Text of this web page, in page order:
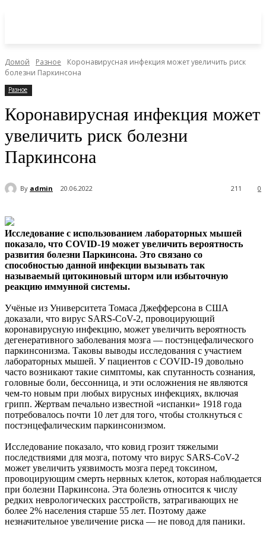
Домой Разное
Коронавирусная инфекция может увеличить риск
болезни Паркинсона
Разное
Коронавирусная инфекция может
увеличить риск болезни
Паркинсона
By admin 20.06.2022 0
211
Исследование с использованием лабораторных мышей
показало, что COVID-19 может увеличить вероятность
развития болезни Паркинсона. Это связано со
способностью данной инфекции вызывать так
называемый цитокиновый шторм или избыточную
реакцию иммунной системы.
Учёные из Университета Томаса Джефферсона в США
доказали, что вирус SARS-CoV-2, провоцирующий
коронавирусную инфекцию, может увеличить вероятность
дегенеративного заболевания мозга — постэнцефалического
паркинсонизма. Таковы выводы исследования с участием
лабораторных мышей. У пациентов с COVID-19 довольно
часто возникают такие симптомы, как спутанность сознания,
головные боли, бессонница, и эти осложнения не являются
чем-то новым при любых вирусных инфекциях, включая
грипп. Жертвам печально известной «испанки» 1918 года
потребовалось почти 10 лет для того, чтобы столкнуться с
постэнцефалическим паркинсонизмом.
Исследование показало, что ковид грозит тяжелыми
последствиями для мозга, потому что вирус SARS-CoV-2
может увеличить уязвимость мозга перед токсином,
провоцирующим смерть нервных клеток, которая наблюдается
при болезни Паркинсона. Эта болезнь относится к числу
редких неврологических расстройств, затрагивающих не
более 2% населения старше 55 лет. Поэтому даже
незначительное увеличение риска — не повод для паники.